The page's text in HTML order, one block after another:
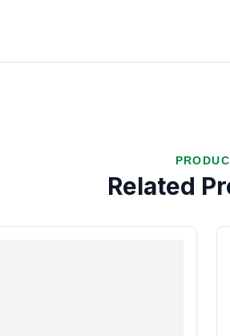
Related